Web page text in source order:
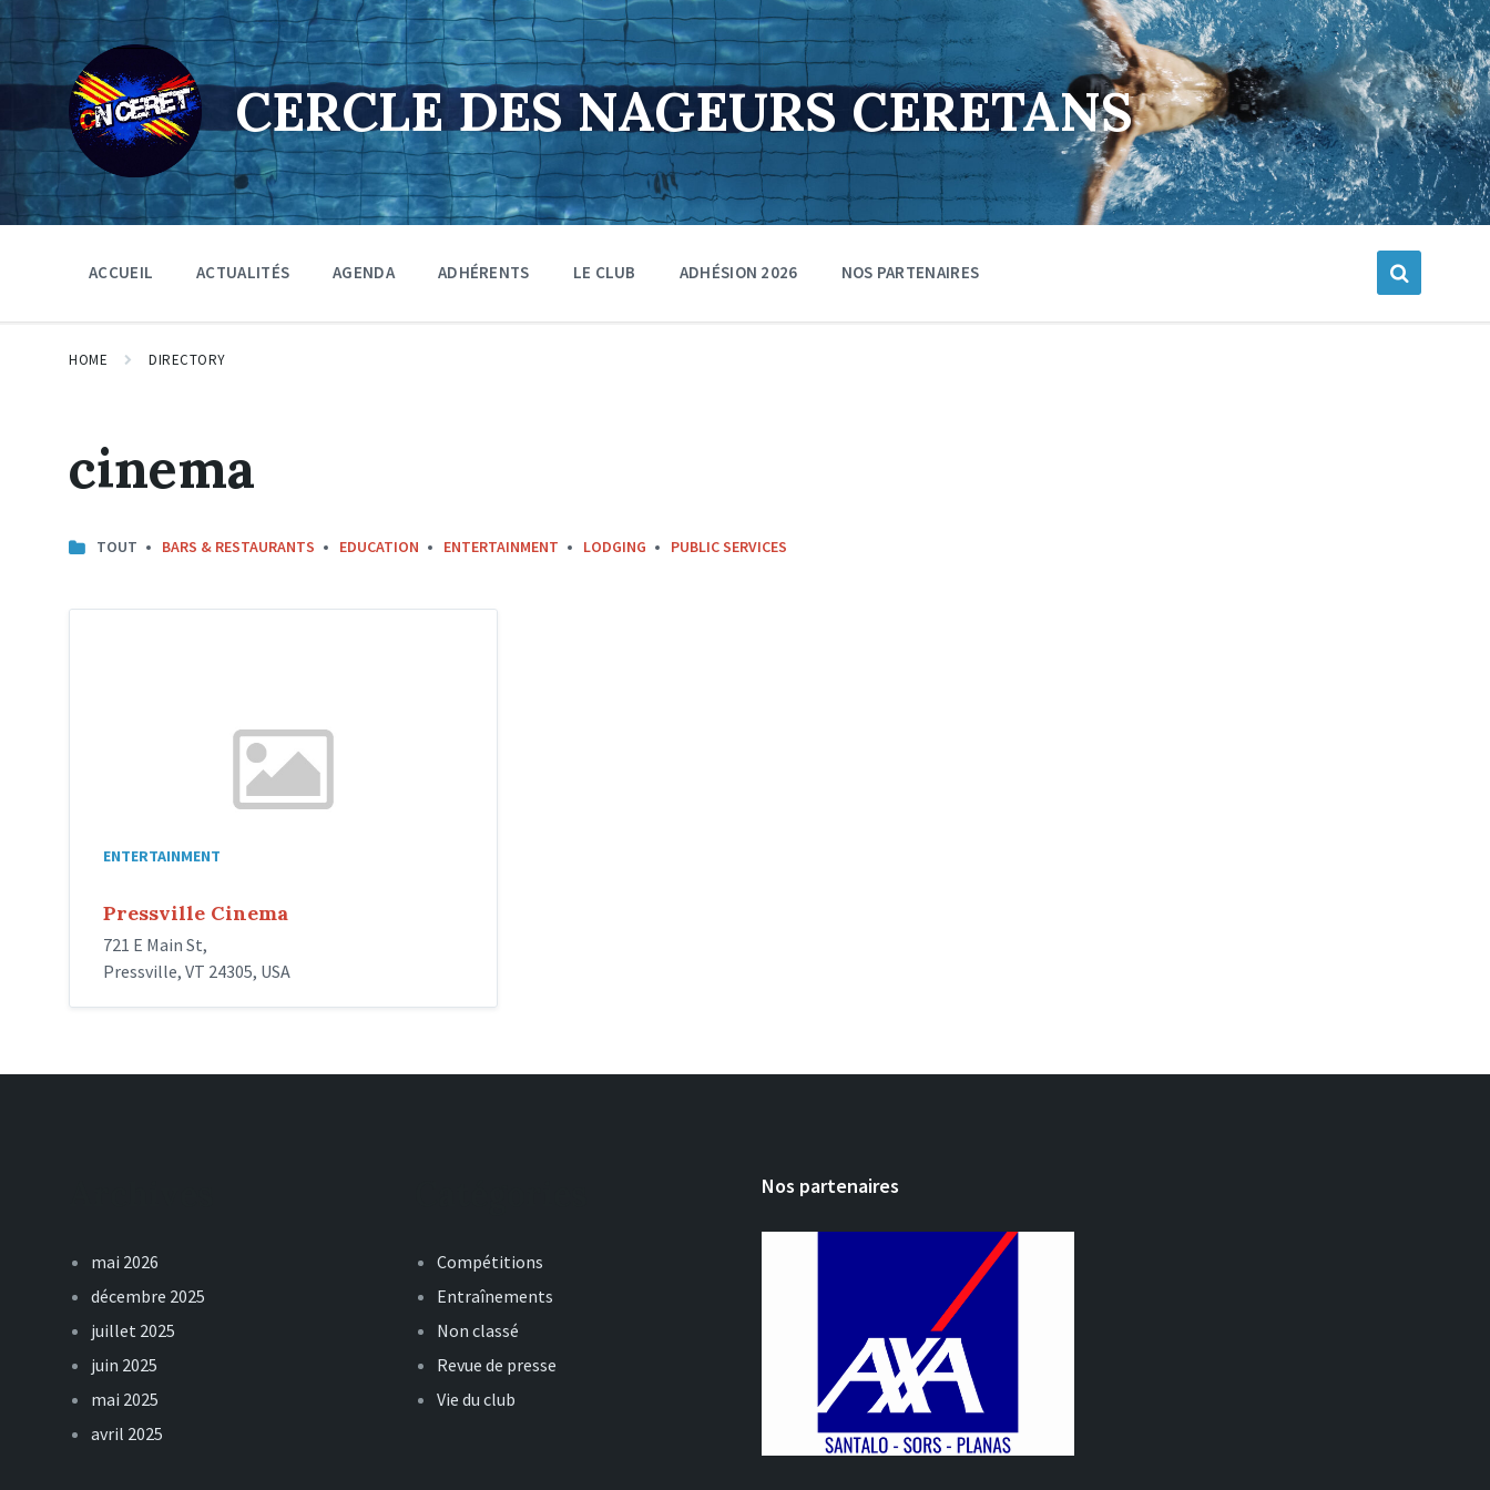
to
content
to
navigation
to
footer
CERCLE DES NAGEURS CERETANS
ACCUEIL ACTUALITÉS AGENDA ADHÉRENTS LE CLUB ADHÉSION 2026 NOS PARTENAIRES
HOME DIRECTORY
cinema
TOUT BARS & RESTAURANTS EDUCATION ENTERTAINMENT LODGING PUBLIC SERVICES
ENTERTAINMENT
Pressville Cinema
721 E Main St,
Pressville, VT 24305, USA
mai 2026
décembre 2025
juillet 2025
juin 2025
mai 2025
avril 2025
Compétitions
Entraînements
Non classé
Revue de presse
Vie du club
Nos partenaires